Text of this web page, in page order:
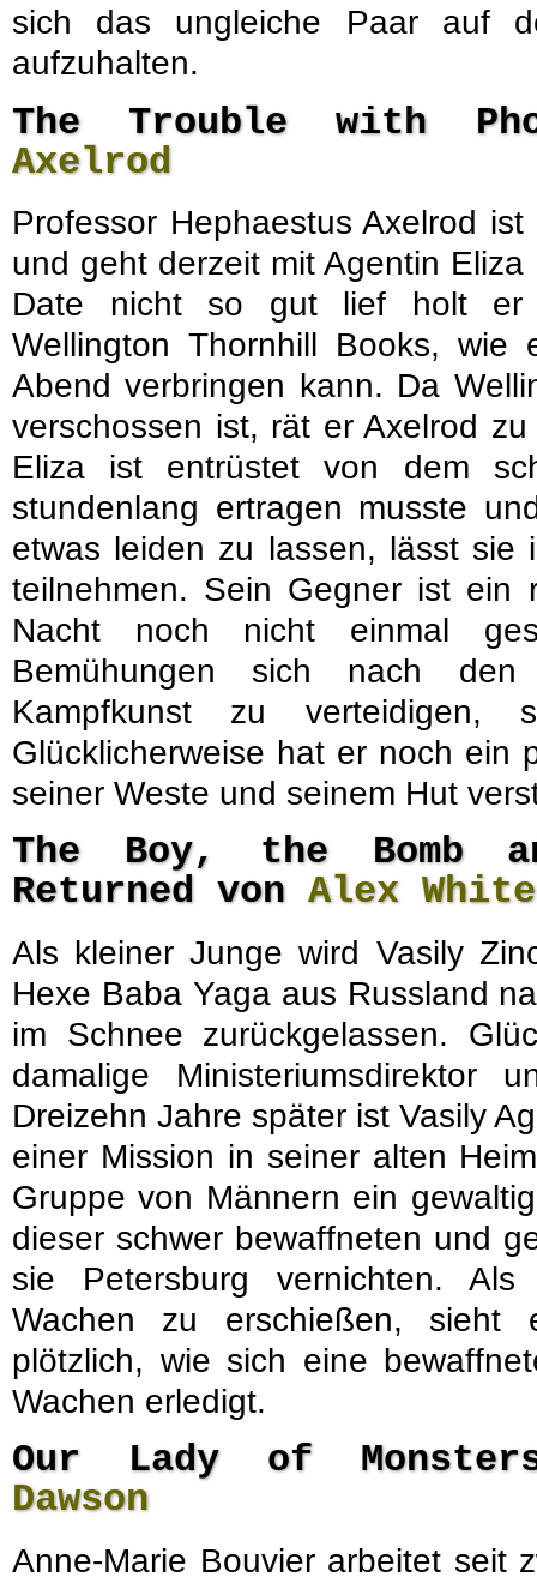
sich das ungleiche Paar auf
aufzuhalten.
The Trouble with
Axelrod
Professor Hephaestus Axelrod
und geht derzeit mit Agentin
Date nicht so gut lief holt er
Wellington Thornhill Books,
Abend verbringen kann. Da
verschossen ist, rät er Axelrod
Eliza ist entrüstet von dem
stundenlang ertragen musste
etwas leiden zu lassen, lässt sie
teilnehmen. Sein Gegner ist ein
Nacht noch nicht einmal
Bemühungen sich nach
Kampfkunst zu verteidigen,
Glücklicherweise hat er noch ein
seiner Weste und seinem Hut
The Boy, the Bomb
Returned von Alex White
Als kleiner Junge wird Vasily
Hexe Baba Yaga aus Russland
im Schnee zurückgelassen.
damalige Ministeriumsdirektor
Dreizehn Jahre später ist Vasily
einer Mission in seiner alten
Gruppe von Männern ein
dieser schwer bewaffneten und
sie Petersburg vernichten.
Wachen zu erschießen, sieht
plötzlich, wie sich eine
Wachen erledigt.
Our Lady of
Dawson
Anne-Marie Bouvier arbeitet seit